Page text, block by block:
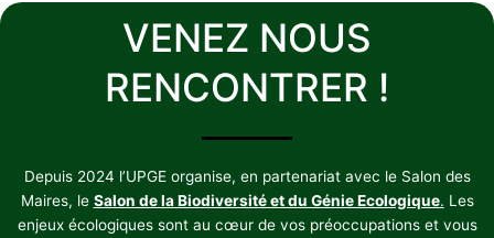
VENEZ NOUS
RENCONTRER !
Depuis 2024 l’UPGE organise, en partenariat avec le Salon des
Maires, le Salon de la Biodiversité et du Génie Ecologique. Les
enjeux écologiques sont au cœur de vos préoccupations et vous